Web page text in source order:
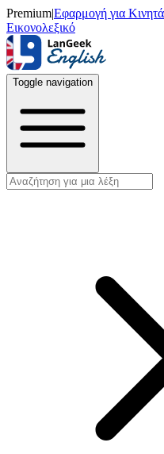
Premium|Εφαρμογή για Κινητά
Εικονολεξικό
Toggle navigation